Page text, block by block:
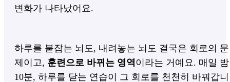
변화가 나타났어요.
하루를 붙잡는 뇌도, 내려놓는 뇌도 결국은 회로의 문
제이고, 훈련으로 바뀌는 영역이라는 거예요. 매일 밤
10분, 하루를 닫는 연습이 그 회로를 천천히 바꿔갑니